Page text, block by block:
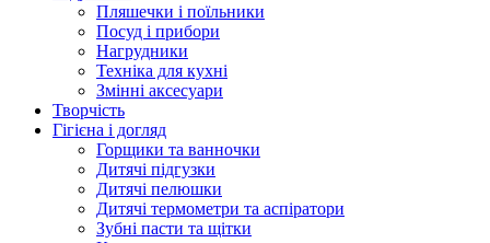
Пляшечки і поїльники
Посуд і прибори
Нагрудники
Техніка для кухні
Змінні аксесуари
Творчість
Гігієна і догляд
Горщики та ванночки
Дитячі підгузки
Дитячі пелюшки
Дитячі термометри та аспіратори
Зубні пасти та щітки